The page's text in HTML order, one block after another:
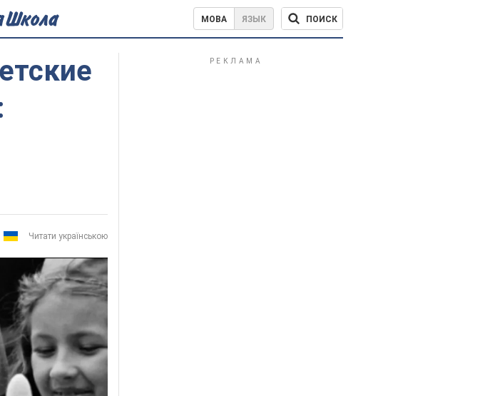
МОВА ЯЗЫК ПОИСК
Читати українською